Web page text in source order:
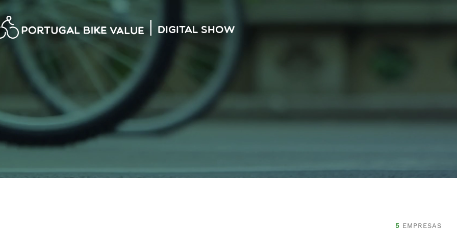
| Digital Show
5 EMPRESAS